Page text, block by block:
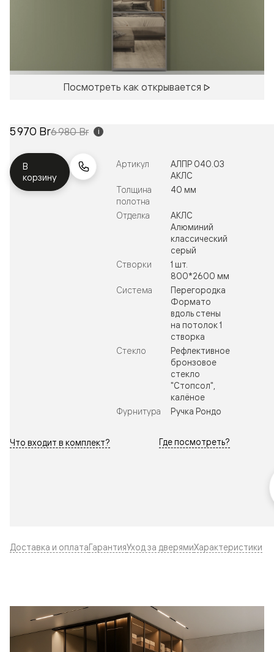
Посмотреть как открывается
5 970 Br6 980 Br i
В
корзину
Артикул
АЛПР 040.03
АКЛС
Толщина
полотна
40 мм
Отделка
АКЛС
Алюминий
классический
серый
Створки
1 шт.
800*2600 мм
Система
Перегородка
Формато
вдоль стены
на потолок 1
створка
Стекло
Рефлективное
бронзовое
стекло
"Стопсол",
калёное
Фурнитура
Ручка Рондо
Что входит в комплект? Где посмотреть?
Доставка и оплатаГарантияУход за дверямиХарактеристики